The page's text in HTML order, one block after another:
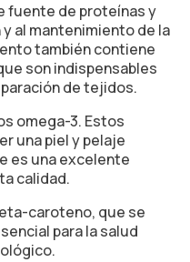
fuente de proteínas y
al mantenimiento de la
también contiene
son indispensables
de tejidos.
omega-3. Estos
una piel y pelaje
es una excelente
calidad.
caroteno, que se
para la salud